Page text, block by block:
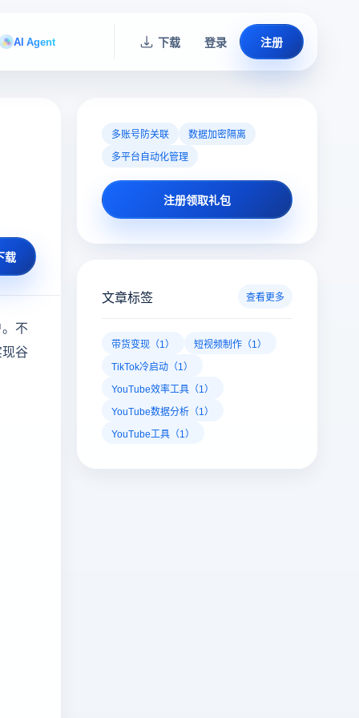
AI Agent 下载 登录 注册
载
不
谷
多账号防关联
数据加密隔离
多平台自动化管理
注册领取礼包
文章标签 查看更多
带货变现（1）
短视频制作（1）
TikTok冷启动（1）
YouTube效率工具（1）
YouTube数据分析（1）
YouTube工具（1）